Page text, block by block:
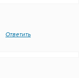
Ответить